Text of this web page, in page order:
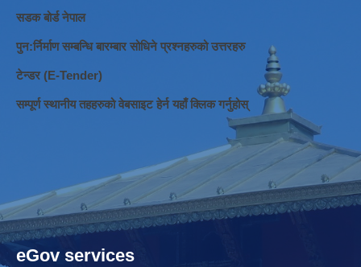
सडक बोर्ड नेपाल
पुन:र्निर्माण सम्बन्धि बारम्बार सोधिने प्रश्नहरुको उत्तरहरु
टेन्डर (E-Tender)
सम्पूर्ण स्थानीय तहहरुको वेबसाइट हेर्न यहाँ क्लिक गर्नुहोस्
eGov services